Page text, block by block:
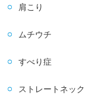
肩こり
ムチウチ
すべり症
ストレートネック